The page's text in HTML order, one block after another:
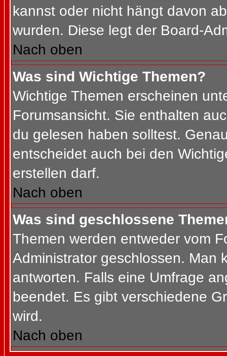
kannst oder nicht hängt davon
wurden. Diese legt der Board-
Nach oben
Was sind Wichtige Themen?
Wichtige Themen erscheinen
Forumsansicht. Sie enthalten
du gelesen haben solltest.
entscheidet auch bei den
erstellen darf.
Nach oben
Was sind geschlossene
Themen werden entweder vom
Administrator geschlossen. Man
antworten. Falls eine Umfrage
beendet. Es gibt verschiedene
wird.
Nach oben